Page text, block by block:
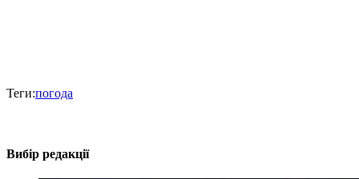
Теги:погода
Вибір редакції